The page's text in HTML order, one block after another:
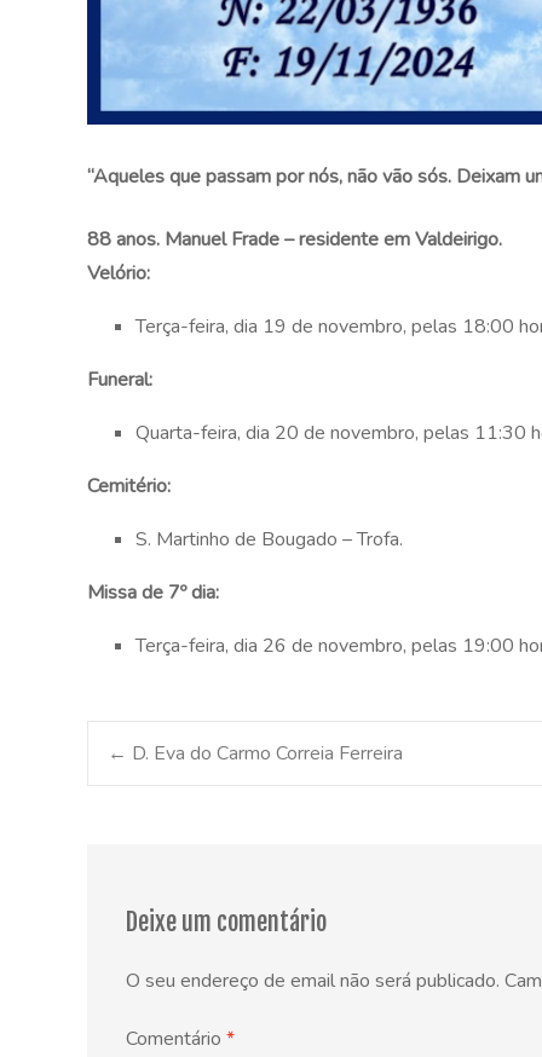
“Aqueles quepassam pornós, não vão sós. Deixam
88 anos. Manuel Frade – residente em Valdeirigo.
Velório:
Terça-feira, dia 19 de novembro, pelas 18:00
Funeral:
Quarta-feira, dia 20 de novembro, pelas 11:30
Cemitério:
S. Martinho de Bougado – Trofa.
Missa de 7º dia:
Terça-feira, dia 26 de novembro, pelas 19:00
Post
← D. Eva do Carmo Correia Ferreira
Deixe um comentário
O seu endereço de email não será publicado.
Comentário *